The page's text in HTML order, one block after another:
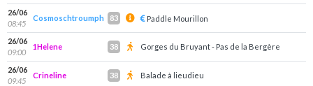
26/06
08:45
Cosmoschtroumph 83 Paddle Mourillon
26/06
09:00
1Helene 38 Gorges du Bruyant - Pas de la Bergère
26/06
09:45
Crineline 38 Balade à lieudieu